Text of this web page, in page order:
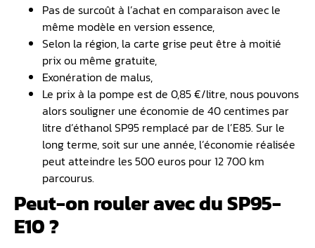
Pas de surcoût à l’achat en comparaison avec le
même modèle en version essence,
Selon la région, la carte grise peut être à moitié
prix ou même gratuite,
Exonération de malus,
Le prix à la pompe est de 0,85 €/litre, nous pouvons
alors souligner une économie de 40 centimes par
litre d’éthanol SP95 remplacé par de l’E85. Sur le
long terme, soit sur une année, l’économie réalisée
peut atteindre les 500 euros pour 12 700 km
parcourus.
Peut-on rouler avec du SP95-
E10 ?